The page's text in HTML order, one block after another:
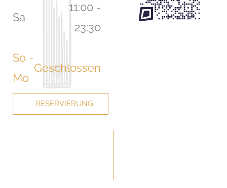
Sa
11:00 -
23:30
So -
Mo
Geschlossen
RESERVIERUNG